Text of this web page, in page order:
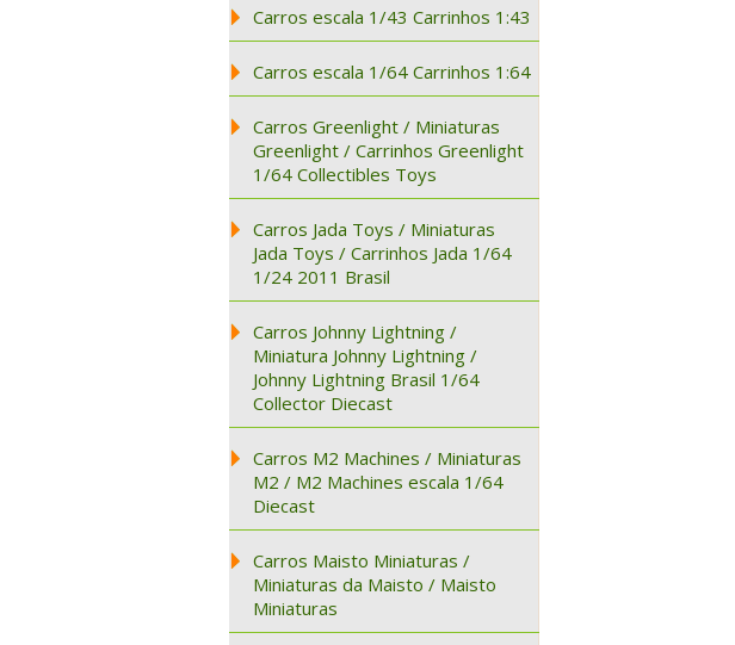
Carros escala 1/43 Carrinhos 1:43
Carros escala 1/64 Carrinhos 1:64
Carros Greenlight / Miniaturas
Greenlight / Carrinhos Greenlight
1/64 Collectibles Toys
Carros Jada Toys / Miniaturas
Jada Toys / Carrinhos Jada 1/64
1/24 2011 Brasil
Carros Johnny Lightning /
Miniatura Johnny Lightning /
Johnny Lightning Brasil 1/64
Collector Diecast
Carros M2 Machines / Miniaturas
M2 / M2 Machines escala 1/64
Diecast
Carros Maisto Miniaturas /
Miniaturas da Maisto / Maisto
Miniaturas